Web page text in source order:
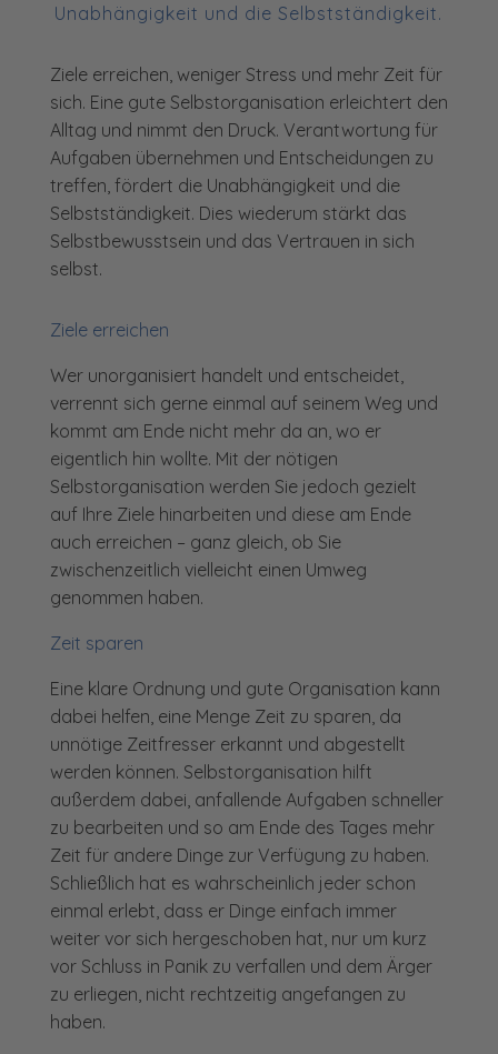
Unabhängigkeit und die Selbstständigkeit.
Ziele erreichen, weniger Stress und mehr Zeit für
sich. Eine gute Selbstorganisation erleichtert den
Alltag und nimmt den Druck. Verantwortung für
Aufgaben übernehmen und Entscheidungen zu
treffen, fördert die Unabhängigkeit und die
Selbstständigkeit. Dies wiederum stärkt das
Selbstbewusstsein und das Vertrauen in sich
selbst.
Ziele erreichen
Wer unorganisiert handelt und entscheidet,
verrennt sich gerne einmal auf seinem Weg und
kommt am Ende nicht mehr da an, wo er
eigentlich hin wollte. Mit der nötigen
Selbstorganisation werden Sie jedoch gezielt
auf Ihre Ziele hinarbeiten und diese am Ende
auch erreichen – ganz gleich, ob Sie
zwischenzeitlich vielleicht einen Umweg
genommen haben.
Zeit sparen
Eine klare Ordnung und gute Organisation kann
dabei helfen, eine Menge Zeit zu sparen, da
unnötige Zeitfresser erkannt und abgestellt
werden können. Selbstorganisation hilft
außerdem dabei, anfallende Aufgaben schneller
zu bearbeiten und so am Ende des Tages mehr
Zeit für andere Dinge zur Verfügung zu haben.
Schließlich hat es wahrscheinlich jeder schon
einmal erlebt, dass er Dinge einfach immer
weiter vor sich hergeschoben hat, nur um kurz
vor Schluss in Panik zu verfallen und dem Ärger
zu erliegen, nicht rechtzeitig angefangen zu
haben.